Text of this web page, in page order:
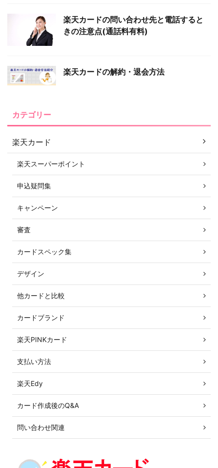
楽天カードの問い合わせ先と電話すると
きの注意点(通話料有料)
楽天カードの解約・退会方法
カテゴリー
楽天カード
楽天スーパーポイント
申込疑問集
キャンペーン
審査
カードスペック集
デザイン
他カードと比較
カードブランド
楽天PINKカード
支払い方法
楽天Edy
カード作成後のQ&A
問い合わせ関連